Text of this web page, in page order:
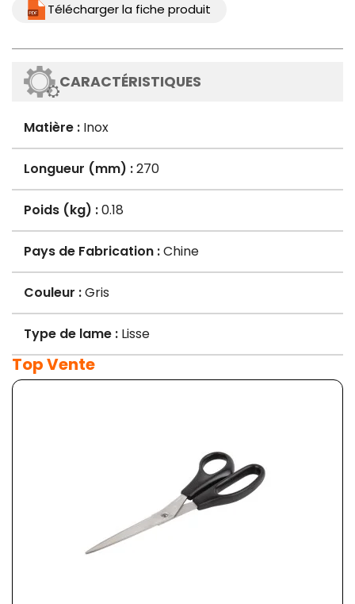
Télécharger la fiche produit
CARACTÉRISTIQUES
Matière : Inox
Longueur (mm) :270
Poids (kg) :0.18
Pays de Fabrication :Chine
Couleur :Gris
Type de lame : Lisse
Top Vente